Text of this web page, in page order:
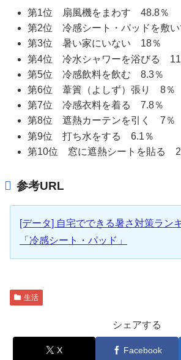
第1位 扇風機をまわす 48.8％
第2位 冷感シート・パッドを敷
第3位 暑い家にいない 18％
第4位 冷水シャワーを浴びる
第5位 冷感飲料を飲む 8.3％
第6位 葦簀（よしず）張り 8％
第7位 冷感衣料を着る 7.8％
第8位 遮熱カーテンを引く 7％
第9位 打ち水をする 6.1％
第10位 窓に遮熱シートを貼る
参考URL
[データ] 自宅でできる暑さ対策ラン
「冷感シート・パッド」
生活
シェアする
X Facebook